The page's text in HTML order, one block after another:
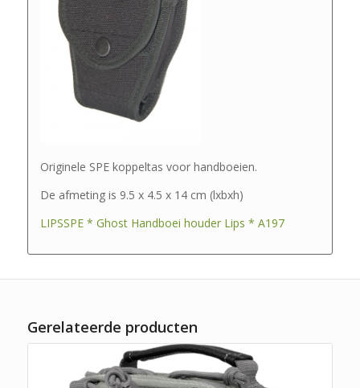
Originele SPE koppeltas voor handboeien.
De afmeting is 9.5 x 4.5 x 14 cm (lxbxh)
LIPSSPE * Ghost Handboei houder Lips * A197
Gerelateerde producten